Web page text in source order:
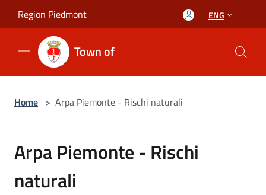
Region Piedmont ENG
Town of
Home > Arpa Piemonte - Rischi naturali
Arpa Piemonte - Rischi
naturali